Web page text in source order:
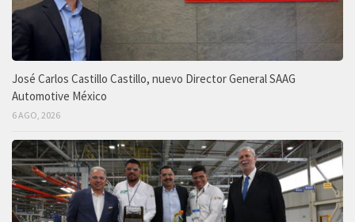
José Carlos Castillo Castillo, nuevo Director General SAAG
Automotive México
6 AGO, 2026